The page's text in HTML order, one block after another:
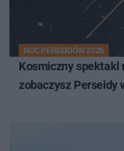
NOC PERSEIDÓW 2026
Kosmiczny spektakl
zobaczysz Perseidy